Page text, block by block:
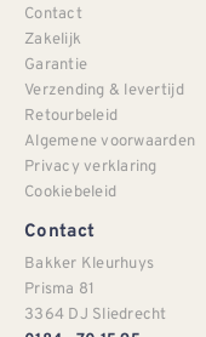
Contact
Zakelijk
Garantie
Verzending & levertijd
Retourbeleid
Algemene voorwaarden
Privacy verklaring
Cookiebeleid
Contact
Bakker Kleurhuys
Prisma 81
3364 DJ Sliedrecht